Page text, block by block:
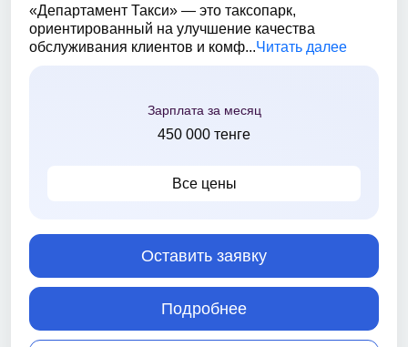
«Департамент Такси» — это таксопарк,
ориентированный на улучшение качества
обслуживания клиентов и комф...Читать далее
Зарплата за месяц
450 000 тенге
Все цены
Оставить заявку
Подробнее